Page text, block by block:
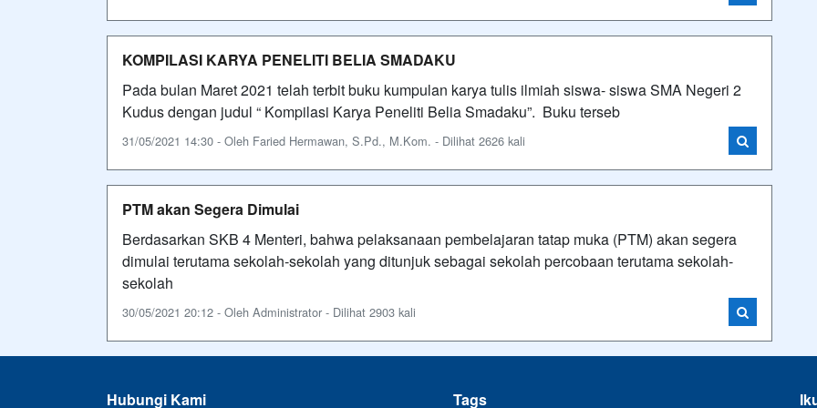
KOMPILASI KARYA PENELITI BELIA SMADAKU
Pada bulan Maret 2021 telah terbit buku kumpulan karya tulis ilmiah siswa- siswa SMA Negeri 2
Kudus dengan judul “ Kompilasi Karya Peneliti Belia Smadaku”. Buku terseb
31/05/2021 14:30 - Oleh Faried Hermawan, S.Pd., M.Kom. - Dilihat 2626 kali
PTM akan Segera Dimulai
Berdasarkan SKB 4 Menteri, bahwa pelaksanaan pembelajaran tatap muka (PTM) akan segera
dimulai terutama sekolah-sekolah yang ditunjuk sebagai sekolah percobaan terutama sekolah-
sekolah
30/05/2021 20:12 - Oleh Administrator - Dilihat 2903 kali
Hubungi Kami Tags